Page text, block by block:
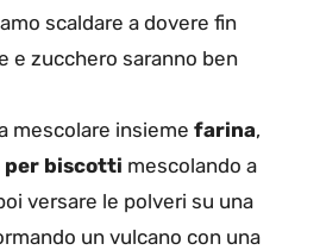
scaldare a dovere fin
e zucchero saranno ben
mescolare insieme farina,
per biscotti mescolando a
versare le polveri su una
un vulcano con una